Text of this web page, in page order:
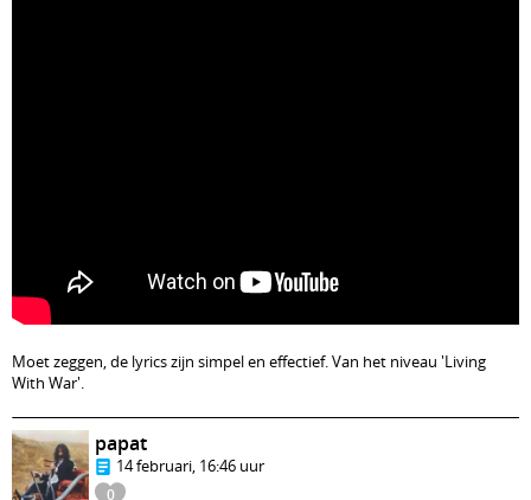
Moet zeggen, de lyrics zijn simpel en effectief. Van het niveau 'Living
With War'.
0
papat
14 februari, 16:46 uur